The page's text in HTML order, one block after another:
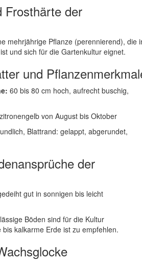
Frosthärte der
mehrjährige Pflanze (perennierend), die
und sich für die Gartenkultur eignet.
und
60 bis 80 cm hoch, aufrecht buschig,
zitronengelb von August bis Oktober
Blattrand: gelappt, abgerundet,
der
gut in sonnigen bis leicht
Böden sind für die Kultur
kalkarme Erde ist zu empfehlen.